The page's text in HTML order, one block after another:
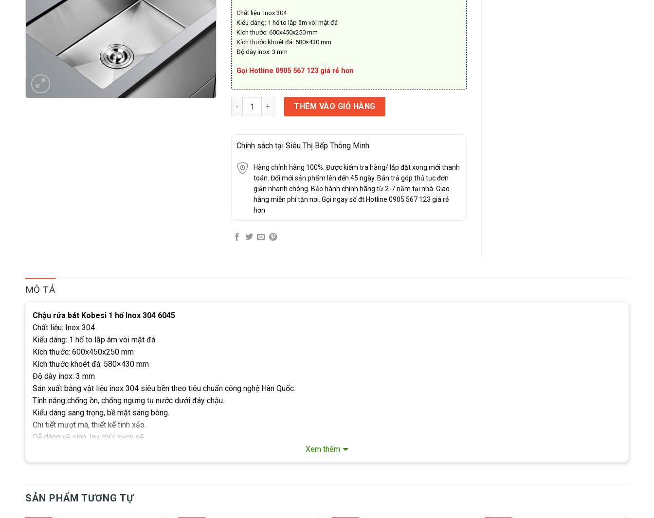
Chất liệu: Inox 304
Kiểu dáng: 1 hố to lắp âm vòi mặt đá
Kích thước: 600x450x250 mm
Kích thước khoét đá: 580×430 mm
Độ dày inox: 3 mm
Gọi Hotline 0905 567 123 giá rẻ hơn
CHẬU RỬA BÁT 1 HỐ INOX 304 MODEL: KB 6045 số lượng
THÊM VÀO GIỎ HÀNG
Chính sách tại Siêu Thị Bếp Thông Minh
Hàng chính hãng 100%. Được kiểm tra hàng/ lắp đặt xong mới thanh
toán. Đổi mới sản phẩm lên đến 45 ngày. Bán trả góp thủ tục đơn
giản nhanh chóng. Bảo hành chính hãng từ 2-7 năm tại nhà. Giao
hàng miễn phí tận nơi. Gọi ngay số đt Hotline 0905 567 123 giá rẻ
hơn
MÔ TẢ
Chậu rửa bát Kobesi 1 hố Inox 304 6045
Chất liệu: Inox 304
Kiểu dáng: 1 hố to lắp âm vòi mặt đá
Kích thước: 600x450x250 mm
Kích thước khoét đá: 580×430 mm
Độ dày inox: 3 mm
Sản xuất bằng vật liệu inox 304 siêu bền theo tiêu chuẩn công nghệ Hàn Quốc.
Tính năng chống ồn, chống ngưng tụ nước dưới đáy chậu.
Kiểu dáng sang trọng, bề mặt sáng bóng.
Chi tiết mượt mà, thiết kế tinh xảo.
Dễ dàng vệ sinh, lau chùi sạch sẽ.
Xem thêm
SẢN PHẨM TƯƠNG TỰ